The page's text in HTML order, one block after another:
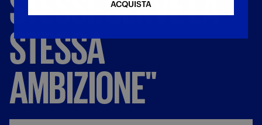
STESSA
AMBIZIONE"
ACQUISTA